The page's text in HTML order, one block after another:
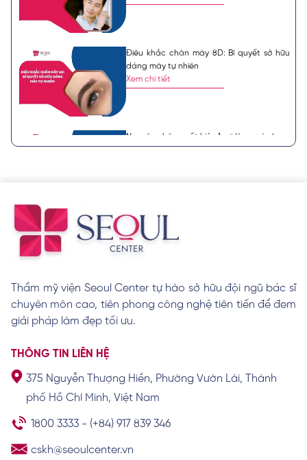
Điêu khắc chân mày 8D: Bí quyết sở hữu
dáng mày tự nhiên
Xem chi tiết
Nguyên nhân xuất hiện 1 sợi lông mày bạc,
8 tướng lông mày phụ nữ xấu theo quan
niệm nhân tướng học
Xem chi tiết
Cách làm lông mày rậm cho nam giới hiệu
quả tại nhà
Khám phá tướng số, vận mệnh của người
có lông mày chữ nhất
Thẩm mỹ viện Seoul Center tự hào sở hữu đội ngũ bác sĩ
chuyên môn cao, tiên phong công nghệ tiên tiến để đem
giải pháp làm đẹp tối ưu.
THÔNG TIN LIÊN HỆ
375 Nguyễn Thượng Hiền, Phường Vườn Lài, Thành
phố Hồ Chí Minh, Việt Nam
1800 3333 - (+84) 917 839 346
cskh@seoulcenter.vn